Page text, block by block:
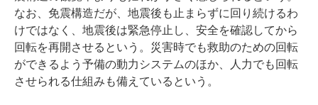
なお、免震構造だが、地震後も止まらずに回り続けるわ
けではなく、地震後は緊急停止し、安全を確認してから
回転を再開させるという。災害時でも救助のための回転
ができるよう予備の動力システムのほか、人力でも回転
させられる仕組みも備えているという。